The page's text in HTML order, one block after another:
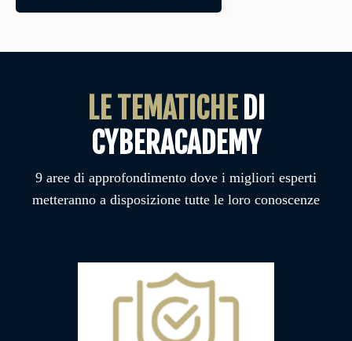
LE TEMATICHE DI
CYBERACADEMY
9 aree di approfondimento dove i migliori esperti
metteranno a disposizione tutte le loro conoscenze